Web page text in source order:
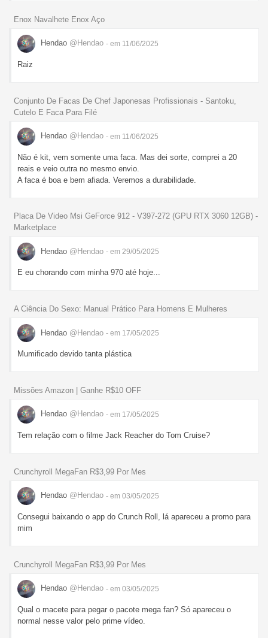
Enox Navalhete Enox Aço
Hendao @Hendao - em 11/06/2025
Raiz
Conjunto De Facas De Chef Japonesas Profissionais - Santoku,
Cutelo E Faca Para Filé
Hendao @Hendao - em 11/06/2025
Não é kit, vem somente uma faca. Mas dei sorte, comprei a 20
reais e veio outra no mesmo envio.
A faca é boa e bem afiada. Veremos a durabilidade.
Placa De Video Msi GeForce 912 - V397-272 (GPU RTX 3060 12GB) -
Marketplace
Hendao @Hendao - em 29/05/2025
E eu chorando com minha 970 até hoje...
A Ciência Do Sexo: Manual Prático Para Homens E Mulheres
Hendao @Hendao - em 17/05/2025
Mumificado devido tanta plástica
Missões Amazon | Ganhe R$10 OFF
Hendao @Hendao - em 17/05/2025
Tem relação com o filme Jack Reacher do Tom Cruise?
Crunchyroll MegaFan R$3,99 Por Mes
Hendao @Hendao - em 03/05/2025
Consegui baixando o app do Crunch Roll, lá apareceu a promo para
mim
Crunchyroll MegaFan R$3,99 Por Mes
Hendao @Hendao - em 03/05/2025
Qual o macete para pegar o pacote mega fan? Só apareceu o
normal nesse valor pelo prime vídeo.